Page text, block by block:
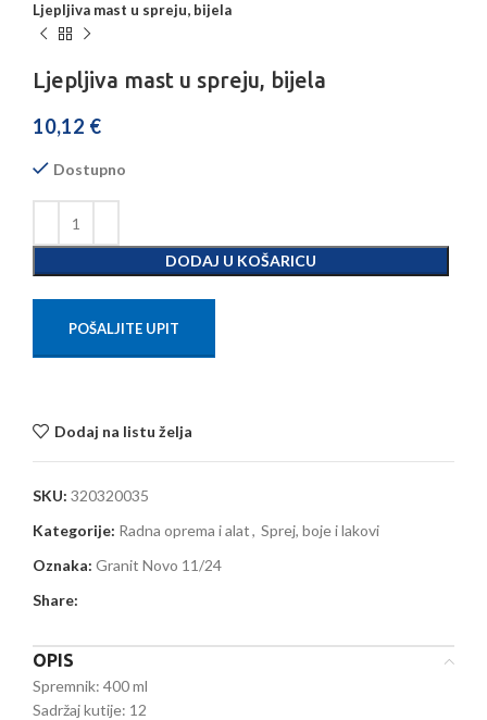
Ljepljiva mast u spreju, bijela
Ljepljiva mast u spreju, bijela
10,12 €
Dostupno
DODAJ U KOŠARICU
POŠALJITE UPIT
Dodaj na listu želja
SKU: 320320035
Kategorije: Radna oprema i alat, Sprej, boje i lakovi
Oznaka: Granit Novo 11/24
Share:
OPIS
Spremnik: 400 ml
Sadržaj kutije: 12